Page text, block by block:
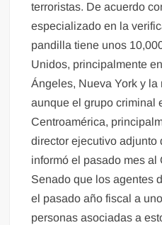
terroristas. De acuerdo
especializado en la
pandilla tiene unos
Unidos, principalmente
Ángeles, Nueva York y la
aunque el grupo criminal
Centroamérica,
director ejecutivo adjunto
informó el pasado mes al
Senado que los agentes
el pasado año fiscal a
personas asociadas a